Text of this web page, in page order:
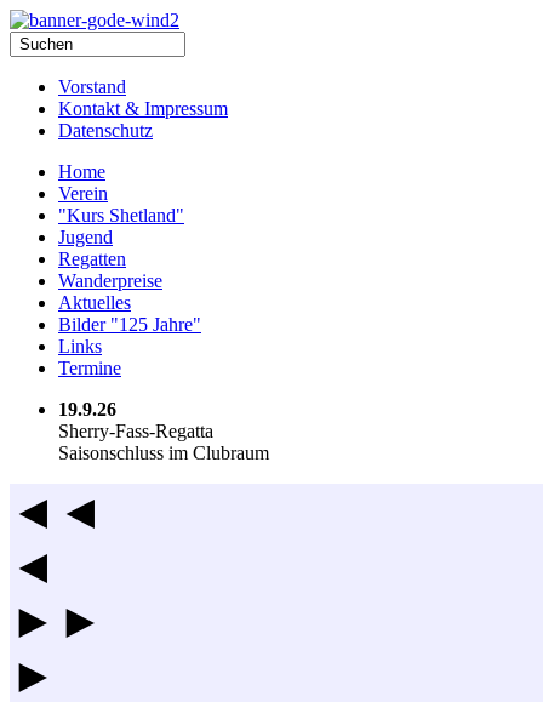
Vorstand
Kontakt & Impressum
Datenschutz
Home
Verein
"Kurs Shetland"
Jugend
Regatten
Wanderpreise
Aktuelles
Bilder "125 Jahre"
Links
Termine
19.9.26
Sherry-Fass-Regatta
Saisonschluss im Clubraum
◄◄
◄
►►
►